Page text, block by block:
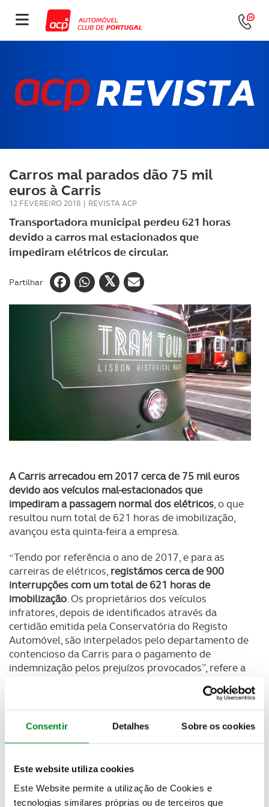
Consentir Detalhes Sobre os cookies
Este website utiliza cookies
Este Website permite a utilização de Cookies e
tecnologias similares próprias ou de terceiros que
Carros mal parados dão 75 mil
euros à Carris
12 FEVEREIRO 2018 | REVISTA ACP
Transportadora municipal perdeu 621 horas
devido a carros mal estacionados que
impediram elétricos de circular.
Partilhar
A Carris arrecadou em 2017 cerca de 75 mil euros
devido aos veículos mal-estacionados que
impediram a passagem normal dos elétricos, o que
resultou num total de 621 horas de imobilização,
avançou esta quinta-feira a empresa.
“Tendo por referência o ano de 2017, e para as
carreiras de elétricos, registámos cerca de 900
interrupções com um total de 621 horas de
imobilização. Os proprietários dos veículos
infratores, depois de identificados através da
certidão emitida pela Conservatória do Registo
Automóvel, são interpelados pelo departamento de
contencioso da Carris para o pagamento de
indemnização pelos prejuízos provocados”, refere a
Das 900 interrupções registadas,mais de metade
foram objeto de pedido de indemnização, “não uma
civil extracontratual, cujo valor depende de vários
fatores, entre os quais, tempo de interrupção e
quantidade de veículos imobilizados. Desta forma, a
Carris foi indemnizada, no ano passado, no valor